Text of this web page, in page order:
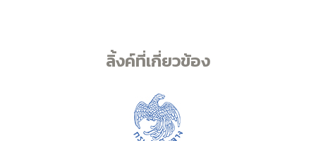
ลิ้งค์ที่เกี่ยวข้อง